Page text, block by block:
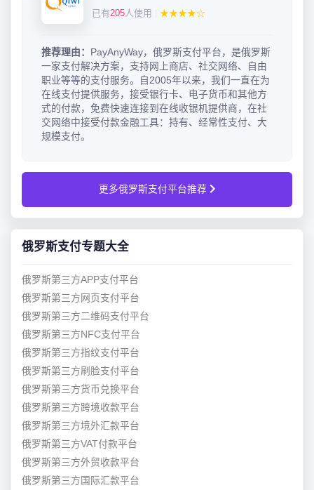
已有205人使用 ★★★★☆
推荐理由：
PayAnyWay，俄罗斯支付平台，是俄罗斯
一家支付解决方案，支持网上商店、社交网络、自由
职业等等的支付服务。自2005年以来，我们一直在为
在线支付提供服务，接受银行卡、电子货币和其他方
式的付款，免费快速连接到在线收银机提供商，在社
交网络中接受付款金融工具：持有、经常性支付、大
规模支付。
更多俄罗斯支付平台推荐
俄罗斯支付专题大全
俄罗斯第三方APP支付平台
俄罗斯第三方网页支付平台
俄罗斯第三方二维码支付平台
俄罗斯第三方NFC支付平台
俄罗斯第三方指纹支付平台
俄罗斯第三方刷脸支付平台
俄罗斯第三方货币兑换平台
俄罗斯第三方跨境收款平台
俄罗斯第三方境外汇款平台
俄罗斯第三方VAT付款平台
俄罗斯第三方外贸收款平台
俄罗斯第三方国际汇款平台